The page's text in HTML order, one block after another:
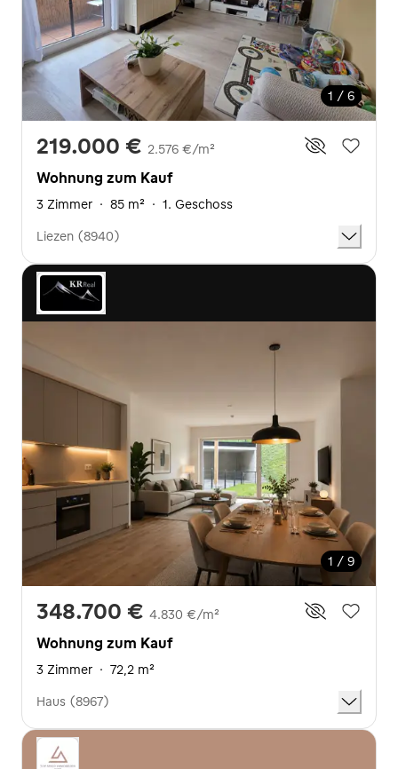
1 / 6
219.000 € 2.576 €/m²
Wohnung zum Kauf
3 Zimmer · 85 m² · 1. Geschoss
Liezen (8940)
1 / 9
348.700 € 4.830 €/m²
Wohnung zum Kauf
3 Zimmer · 72,2 m²
Haus (8967)